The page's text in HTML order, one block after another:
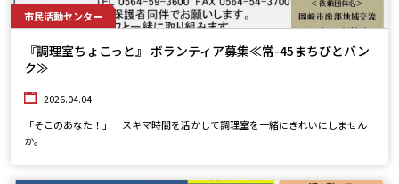
市民活動センター
『調理室ちょこっと』 ボランティア募集≪常-45まちびとバン
ク≫
2026.04.04
「そこのあなた！」 スキマ時間を活かして調理室を一緒にきれいにしません
か。